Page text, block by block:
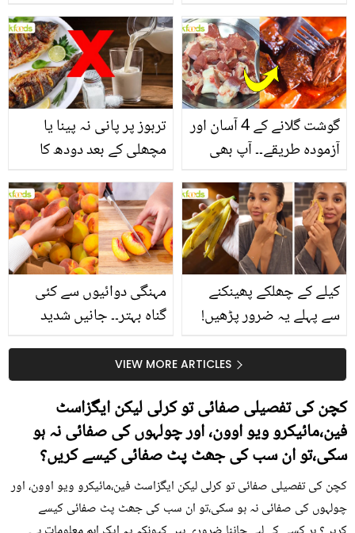
انگیز طبی فوائد
تربوز پر پانی نہ پینا یا
مچھلی کے بعد دودھ کا
سے متعلق غلط فہمیوں کی
حقیقت کیا ہے اور افواہ
کیا؟
گوشت گلانے کے 4 آسان اور
آزمودہ طریقے۔۔ آپ بھی
بتائے راز
مہنگی دوائیوں سے کئی
گناہ بہتر۔۔ جانیں شدید
کیوں کھانا چاہیے؟
کیلے کے چھلکے پھینکنے
سے پہلے یہ ضرور پڑھیں!
سستا اور قدرتی حلVIEW MORE ARTICLES
کچن کی تفصیلی صفائی تو کرلی لیکن ایگزاسٹ
فین،مائیکرو ویو اوون، اور چولہوں کی صفائی نہ ہو
سکی،تو ان سب کی جھٹ پٹ صفائی کیسے کریں؟
کچن کی تفصیلی صفائی تو کرلی لیکن ایگزاسٹ فین،مائیکرو ویو اوون، اور
چولہوں کی صفائی نہ ہو سکی،تو ان سب کی جھٹ پٹ صفائی کیسے